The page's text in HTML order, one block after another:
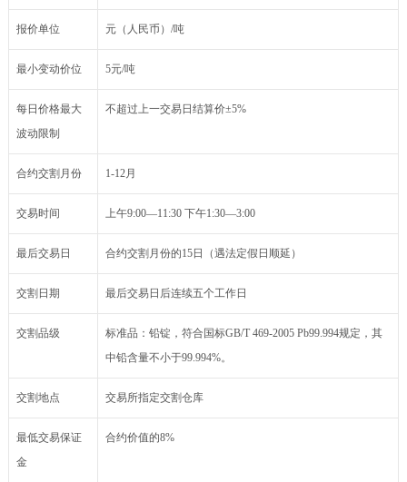
报价单位 元（人民币）/吨
最小变动价位 5元/吨
每日价格最大
波动限制
不超过上一交易日结算价±5%
合约交割月份 1-12月
交易时间 上午9:00―11:30 下午1:30―3:00
最后交易日 合约交割月份的15日（遇法定假日顺延）
交割日期 最后交易日后连续五个工作日
交割品级
标准品：铅锭，符合国标GB/T 469-2005 Pb99.994规定，其
中铅含量不小于99.994%。
交割地点 交易所指定交割仓库
最低交易保证
金
合约价值的8%